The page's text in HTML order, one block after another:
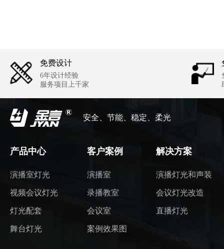
免费设计
6年设计经验
服务项目上千家
安全、节能、稳定、柔光
产品中心
演播室灯光
视频会议灯光
灯光配套
舞台灯光
客户案例
演播室
录播教室
会议室
案例效果图
解决方案
演播灯光和声装
会议灯光改造
直播灯光